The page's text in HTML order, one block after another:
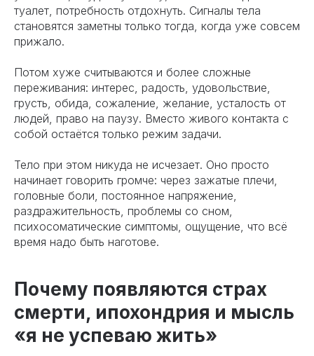
туалет, потребность отдохнуть. Сигналы тела
становятся заметны только тогда, когда уже совсем
прижало.
Потом хуже считываются и более сложные
переживания: интерес, радость, удовольствие,
грусть, обида, сожаление, желание, усталость от
людей, право на паузу. Вместо живого контакта с
собой остаётся только режим задачи.
Тело при этом никуда не исчезает. Оно просто
начинает говорить громче: через зажатые плечи,
головные боли, постоянное напряжение,
раздражительность, проблемы со сном,
психосоматические симптомы, ощущение, что всё
время надо быть наготове.
Почему появляются страх
смерти, ипохондрия и мысль
«я не успеваю жить»